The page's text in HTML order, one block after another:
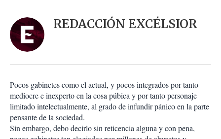
n
e
s
o
m
p
a
r
a
r
REDACCIÓN EXCÉLSIOR
Pocos gabinetes como el actual, y pocos integrados por tanto
mediocre e inexperto en la cosa púbica y por tanto personaje
limitado intelectualmente, al grado de infundir pánico en la parte
pensante de la sociedad.
Sin embargo, debo decirlo sin reticencia alguna y con pena,